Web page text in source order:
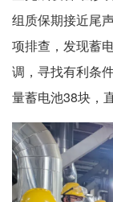
组质保期接近尾
项排查，发现蓄
调，寻找有利条
量蓄电池38块，